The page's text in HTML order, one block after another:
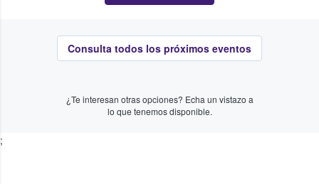
Consulta todos los próximos eventos
¿Te interesan otras opciones? Echa un vistazo a
lo que tenemos disponible.
;